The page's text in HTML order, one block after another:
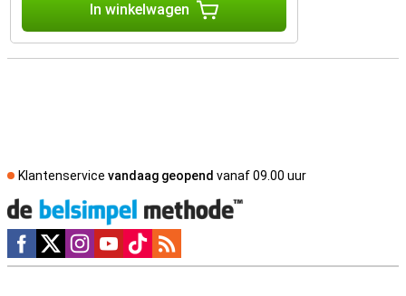
In winkelwagen
Klantenservice vandaag geopend vanaf 09.00 uur
Social media